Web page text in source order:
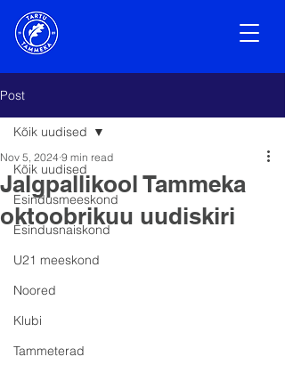
Post
Kõik uudised
Esindusmeeskond
Esindusnaiskond
U21 meeskond
Noored
Klubi
Tammeterad
Kõik uudised
Jalgpallikool Tammeka
oktoobrikuu uudiskiri
Nov 5, 2024 9 min read